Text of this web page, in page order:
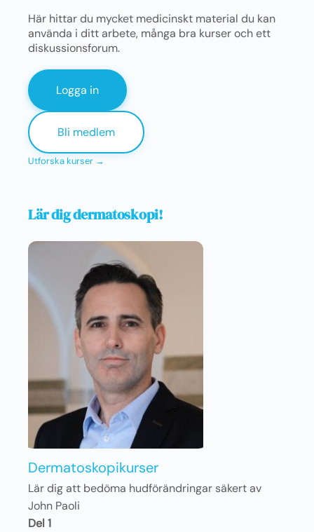
Här hittar du mycket medicinskt material du kan
använda i ditt arbete, många bra kurser och ett
diskussionsforum.
Logga in
Bli medlem
Utforska kurser →
Lär dig dermatoskopi!
Dermatoskopikurser
Lär dig att bedöma hudförändringar säkert av
John Paoli
Del 1